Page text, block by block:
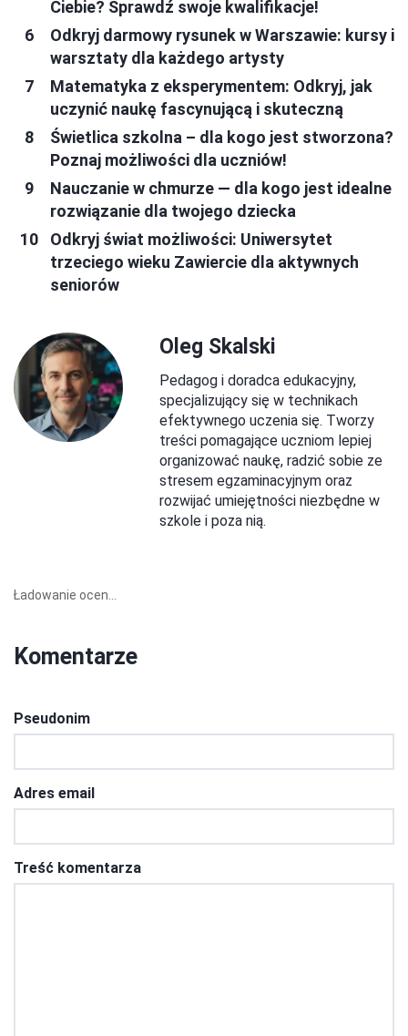
Ciebie? Sprawdź swoje kwalifikacje!
Odkryj darmowy rysunek w Warszawie: kursy i
warsztaty dla każdego artysty
Matematyka z eksperymentem: Odkryj, jak
uczynić naukę fascynującą i skuteczną
Świetlica szkolna – dla kogo jest stworzona?
Poznaj możliwości dla uczniów!
Nauczanie w chmurze — dla kogo jest idealne
rozwiązanie dla twojego dziecka
Odkryj świat możliwości: Uniwersytet
trzeciego wieku Zawiercie dla aktywnych
seniorów
Oleg Skalski
Pedagog i doradca edukacyjny,
specjalizujący się w technikach
efektywnego uczenia się. Tworzy
treści pomagające uczniom lepiej
organizować naukę, radzić sobie ze
stresem egzaminacyjnym oraz
rozwijać umiejętności niezbędne w
szkole i poza nią.
Ładowanie ocen...
Komentarze
Pseudonim
Adres email
Treść komentarza